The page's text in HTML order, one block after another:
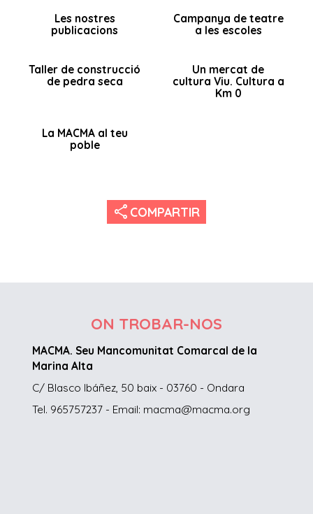
Les nostres
publicacions
Campanya de teatre
a les escoles
Taller de construcció
de pedra seca
Un mercat de
cultura Viu. Cultura a
Km 0
La MACMA al teu
poble
share COMPARTIR
ON TROBAR-NOS
MACMA. Seu Mancomunitat Comarcal de la
Marina Alta
C/ Blasco Ibáñez, 50 baix - 03760 - Ondara
Tel. 965757237 - Email: macma@macma.org